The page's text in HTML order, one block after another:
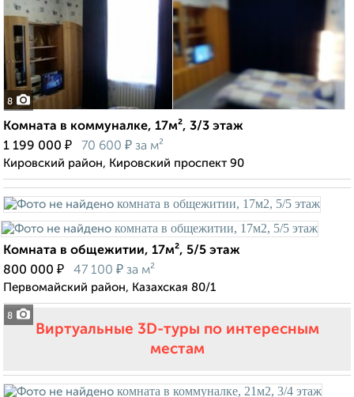
8
Комната в коммуналке, 17м², 3/3 этаж
1 199 000 ₽ 70 600 ₽ за м²
Кировский район, Кировский проспект 90
8
Комната в общежитии, 17м², 5/5 этаж
800 000 ₽ 47 100 ₽ за м²
Первомайский район, Казахская 80/1
Виртуальные 3D-туры по интересным
местам